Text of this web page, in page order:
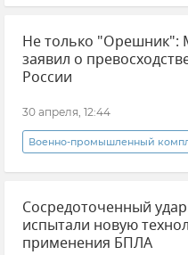
Радио "Спутник в Крыму"
Европа НАТО
Германия
Не только "Орешник":
заявил о
России
30 апреля, 12:44
Военно-промышленный
Дмитрий Медведев
Новости
Сосредоточенный
испытали новую
применения БПЛА